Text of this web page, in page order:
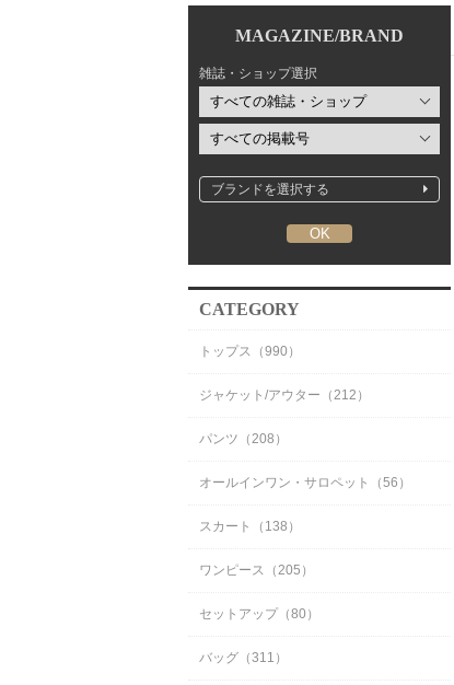
MAGAZINE/BRAND
雑誌・ショップ選択
ブランドを選択する
CATEGORY
トップス（990）
ジャケット/アウター（212）
パンツ（208）
オールインワン・サロペット（56）
スカート（138）
ワンピース（205）
セットアップ（80）
バッグ（311）